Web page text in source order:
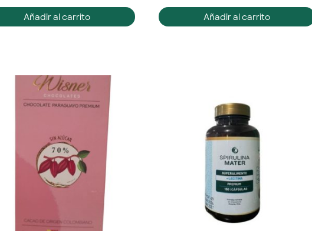
Añadir al carrito Añadir al carrito